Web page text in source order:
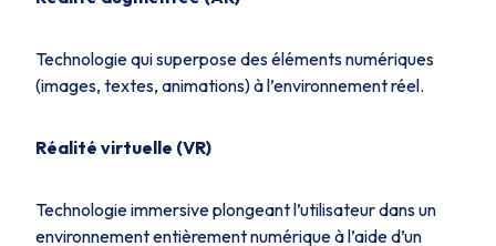
Technologie qui superpose des éléments numériques
(images, textes, animations) à l’environnement réel.
Réalité virtuelle (VR)
Technologie immersive plongeant l’utilisateur dans un
environnement entièrement numérique à l’aide d’un